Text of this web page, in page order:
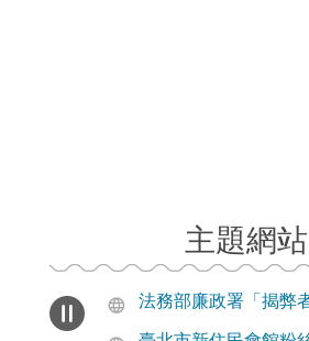
主題網站
取用中文姓名專區